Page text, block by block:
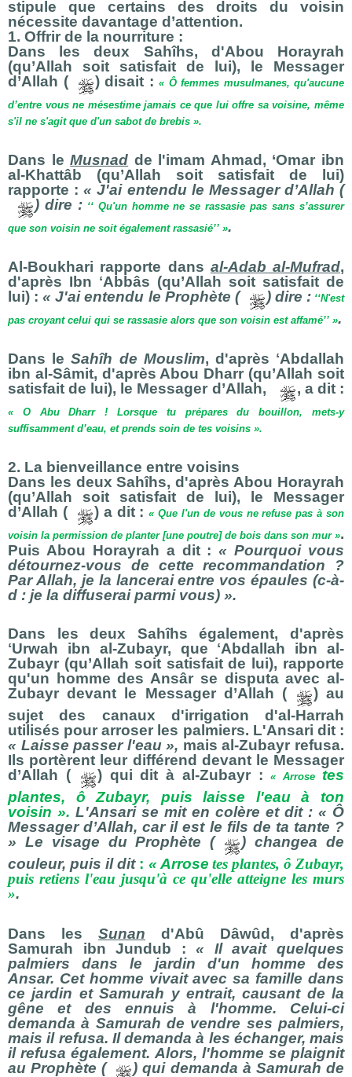
stipule que certains des droits du voisin
nécessite davantage d’attention.
1. Offrir de la nourriture :
Dans les deux Sahîhs, d'Abou Horayrah
(qu’Allah soit satisfait de lui), le Messager
d’Allah (
) disait : « Ô femmes musulmanes, qu'aucune
d’entre vous ne mésestime jamais ce que lui offre sa voisine, même
s'il ne s'agit que d'un sabot de brebis ».
Dans leMusnad de l'imam Ahmad, ‘Omar ibn
al-Khattâb (qu’Allah soit satisfait de lui)
rapporte :« J'ai entendu le Messager d’Allah (
) dire : ‘‘ Qu'un homme ne se rassasie pas sans s’assurer
que son voisin ne soit également rassasié’’ ».
Al-Boukhari rapporte dans al-Adab al-Mufrad,
d'après Ibn ʻAbbâs (qu’Allah soit satisfait de
lui) :« J'ai entendu le Prophète ( ) dire : ‘‘N'est
pas croyant celui qui se rassasie alors que son voisin est affamé’’ ».
Dans le Sahîh de Mouslim, d'après ʻAbdallah
ibn al-Sâmit, d'après Abou Dharr (qu’Allah soit
satisfait de lui), le Messager d’Allah,
, a dit :
« O Abu Dharr ! Lorsque tu prépares du bouillon, mets-y
suffisamment d’eau, et prends soin de tes voisins ».
2. La bienveillance entre voisins
Dans les deux Sahîhs, d'après Abou Horayrah
(qu’Allah soit satisfait de lui), le Messager
d’Allah (
) a dit :« Que l'un de vous ne refuse pas à son
voisin la permission de planter [une poutre] de bois dans son mur ».
Puis Abou Horayrah a dit :« Pourquoi vous
détournez-vous de cette recommandation ?
Par Allah, je la lancerai entre vos épaules (c-à-
d : je la diffuserai parmi vous) ».
Dans les deux Sahîhs également, d'après
ʻUrwah ibn al-Zubayr, que ʻAbdallah ibn al-
Zubayr (qu’Allah soit satisfait de lui), rapporte
qu'un homme des Ansâr se disputa avec al-
Zubayr devant le Messager d’Allah (
) au
sujet des canaux d'irrigation d'al-Harrah
utilisés pour arroser les palmiers. L'Ansari dit :
« Laisse passer l'eau », mais al-Zubayr refusa.
Ils portèrent leur différend devant le Messager
d’Allah (
) qui dit à al-Zubayr :« Arrose
tes
plantes, ô Zubayr, puis laisse l'eau à ton
voisin ». L'Ansari se mit en colère et dit : « Ô
Messager d’Allah, car il est le fils de ta tante ?
» Le visage du Prophète (
) changea de
couleur, puis il dit : « Arrose tes plantes, ô Zubayr,
puis retiens l'eau jusqu'à ce qu'elle atteigne les murs
».
Dans les Sunan
d'Abû Dâwûd, d'après
Samurah ibn Jundub :« Il avait quelques
palmiers dans le jardin d'un homme des
Ansar. Cet homme vivait avec sa famille dans
ce jardin et Samurah y entrait, causant de la
gêne et des ennuis à l'homme. Celui-ci
demanda à Samurah de vendre ses palmiers,
mais il refusa. Il demanda à les échanger, mais
il refusa également. Alors, l'homme se plaignit
au Prophète (
) qui demanda à Samurah de